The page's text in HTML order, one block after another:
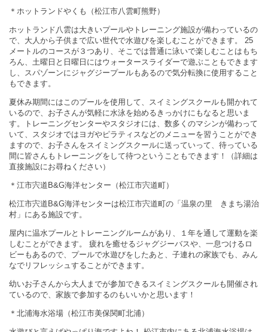
＊ホットランドやくも（松江市八雲町熊野）
ホットランド八雲は大きいプールやトレーニング施設が備わっているの
で、大人から子供まで広い世代で水遊びを楽しむことができます。 25
メートルのコースが３つあり、そこでは普通に泳いで楽しむことはもち
ろん、土曜日と日曜日にはウォータースライダーで遊ぶこともできます
し、スパゾーンにジャグジープールもあるので気分転換に使用すること
もできます。
夏休み期間にはこのプールを使用して、スイミングスクールも開かれて
いるので、お子さんが気軽に水泳を始めるきっかけにもなると思いま
す。トレーニングセンターやスタジオには、数多くのマシンが備わって
いて、スタジオではヨガやピラティスなどのメニューを習うことができ
ますので、お子さんをスイミングスクールに送っていって、待っている
間に皆さんもトレーニングをして待つということもできます！（詳細は
直接施設にお尋ねください）
＊江市宍道B&G海洋センター（松江市宍道町）
松江市宍道B&G海洋センターは松江市宍道町の「温泉の里 きまち湯治
村」にある施設です。
屋内に温水プールとトレーニングルームがあり、１年を通して運動を楽
しむことができます。 疲れを癒せるジャグジーバスや、一息つけるロ
ビーもあるので、プールで水遊びをしたあと、子連れの家族でも、みん
なでリフレッシュすることができます。
幼いお子さんから大人までが参加できるスイミングスクールも開催され
ているので、家族で参加するのもいいかと思います！
＊北浦海水浴場（松江市美保関町北浦）